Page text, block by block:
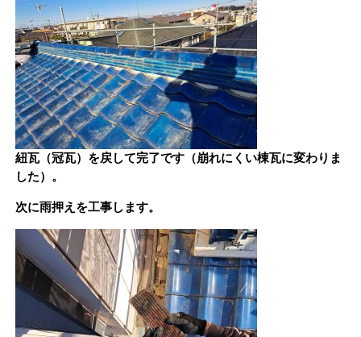
紐瓦（冠瓦）を戻して完了です（崩れにくい棟瓦に変わりま
した）。
次に雨押えを工事します。